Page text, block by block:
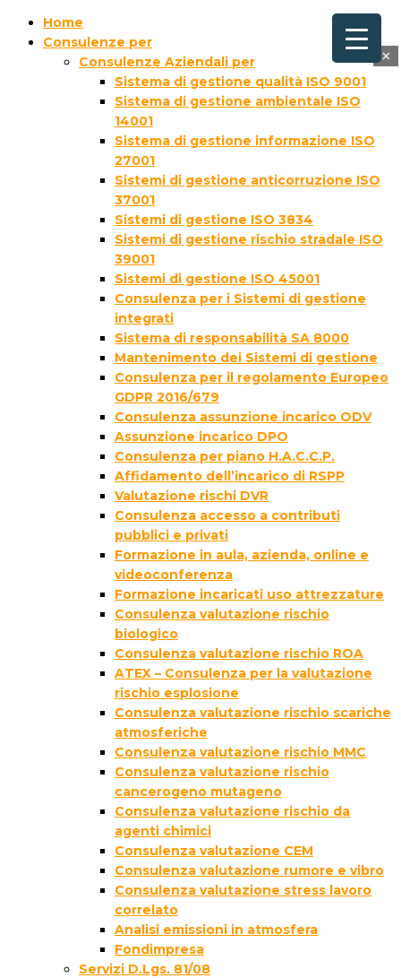
Home
Consulenze per
Consulenze Aziendali per
Sistema di gestione qualità ISO 9001
Sistema di gestione ambientale ISO
14001
Sistema di gestione informazione ISO
27001
Sistemi di gestione anticorruzione ISO
37001
Sistemi di gestione ISO 3834
Sistemi di gestione rischio stradale ISO
39001
Sistemi di gestione ISO 45001
Consulenza per i Sistemi di gestione
integrati
Sistema di responsabilità SA 8000
Mantenimento dei Sistemi di gestione
Consulenza per il regolamento Europeo
GDPR 2016/679
Consulenza assunzione incarico ODV
Assunzione incarico DPO
Consulenza per piano H.A.C.C.P.
Affidamento dell’incarico di RSPP
Valutazione rischi DVR
Consulenza accesso a contributi
pubblici e privati
Formazione in aula, azienda, online e
videoconferenza
Formazione incaricati uso attrezzature
Consulenza valutazione rischio
biologico
Consulenza valutazione rischio ROA
ATEX – Consulenza per la valutazione
rischio esplosione
Consulenza valutazione rischio scariche
atmosferiche
Consulenza valutazione rischio MMC
Consulenza valutazione rischio
cancerogeno mutageno
Consulenza valutazione rischio da
agenti chimici
Consulenza valutazione CEM
Consulenza valutazione rumore e vibro
Consulenza valutazione stress lavoro
correlato
Analisi emissioni in atmosfera
Fondimpresa
Servizi D.Lgs. 81/08
×